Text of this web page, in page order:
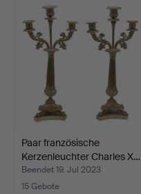
Paar französische
Kerzenleuchter Charles X…
Beendet 19. Jul 2023
15 Gebote